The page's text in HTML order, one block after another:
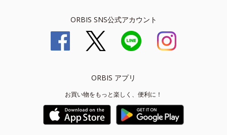
ORBIS SNS公式アカウント
ORBIS アプリ
お買い物をもっと楽しく、便利に！